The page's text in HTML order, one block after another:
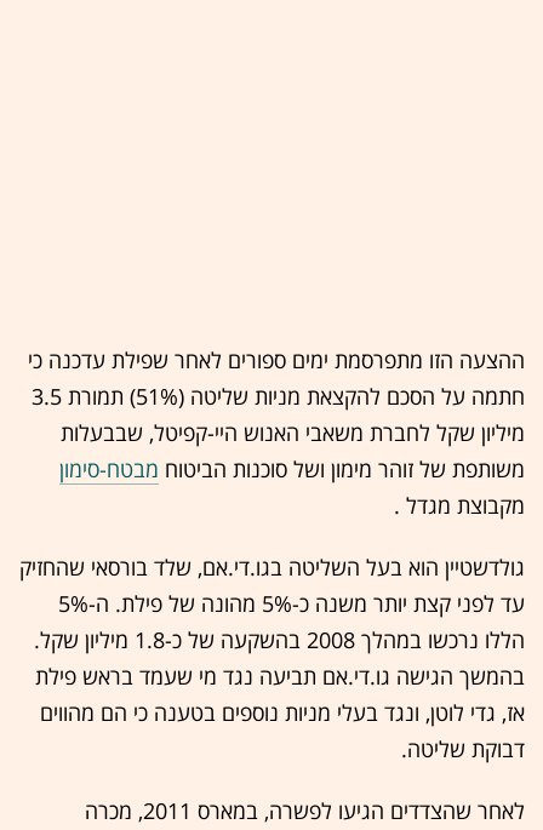
ההצעה הזו מתפרסמת ימים ספורים לאחר שפילת עדכנה כי
חתמה על הסכם להקצאת מניות שליטה (51%) תמורת 3.5
מיליון שקל לחברת משאבי האנוש היי-קפיטל, שבבעלות
משותפת של זוהר מימון ושל סוכנות הביטוח מבטח-סימון
מקבוצת מגדל .
גולדשטיין הוא בעל השליטה בגו.די.אם, שלד בורסאי שהחזיק
עד לפני קצת יותר משנה כ-5% מהונה של פילת. ה-5%
הללו נרכשו במהלך 2008 בהשקעה של כ-1.8 מיליון שקל.
בהמשך הגישה גו.די.אם תביעה נגד מי שעמד בראש פילת
אז, גדי לוטן, ונגד בעלי מניות נוספים בטענה כי הם מהווים
דבוקת שליטה.
לאחר שהצדדים הגיעו לפשרה, במארס 2011, מכרה